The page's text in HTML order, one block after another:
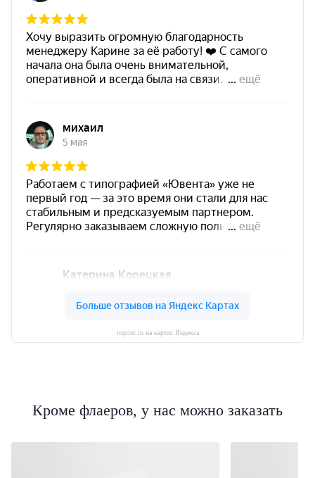
toprint.ru на картах Яндекса
Кроме флаеров, у нас можно заказать